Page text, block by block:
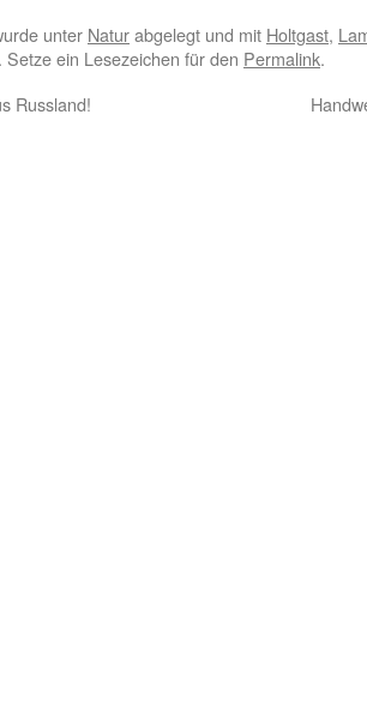
unter Naturabgelegt und mit Holtgast,
Setze ein Lesezeichen für den Permalink.
Russland!